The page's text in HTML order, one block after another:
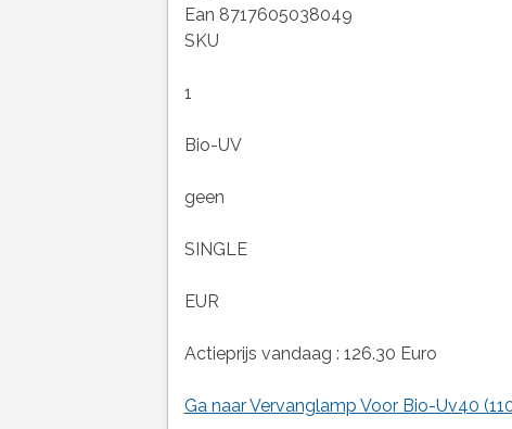
Ean 8717605038049
SKU
1
Bio-UV
geen
SINGLE
EUR
Actieprijs vandaag : 126.30 Euro
Ga naar Vervanglamp Voor Bio-Uv40